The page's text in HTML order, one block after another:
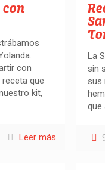
con
con
que
kit,
Leer más
La
sin
sus
que